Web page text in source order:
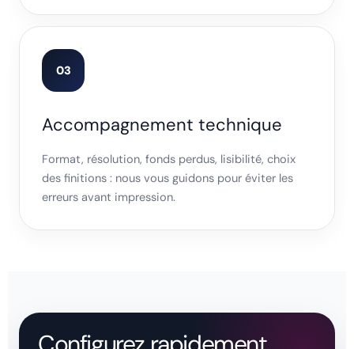
03
Accompagnement technique
Format, résolution, fonds perdus, lisibilité, choix
des finitions : nous vous guidons pour éviter les
erreurs avant impression.